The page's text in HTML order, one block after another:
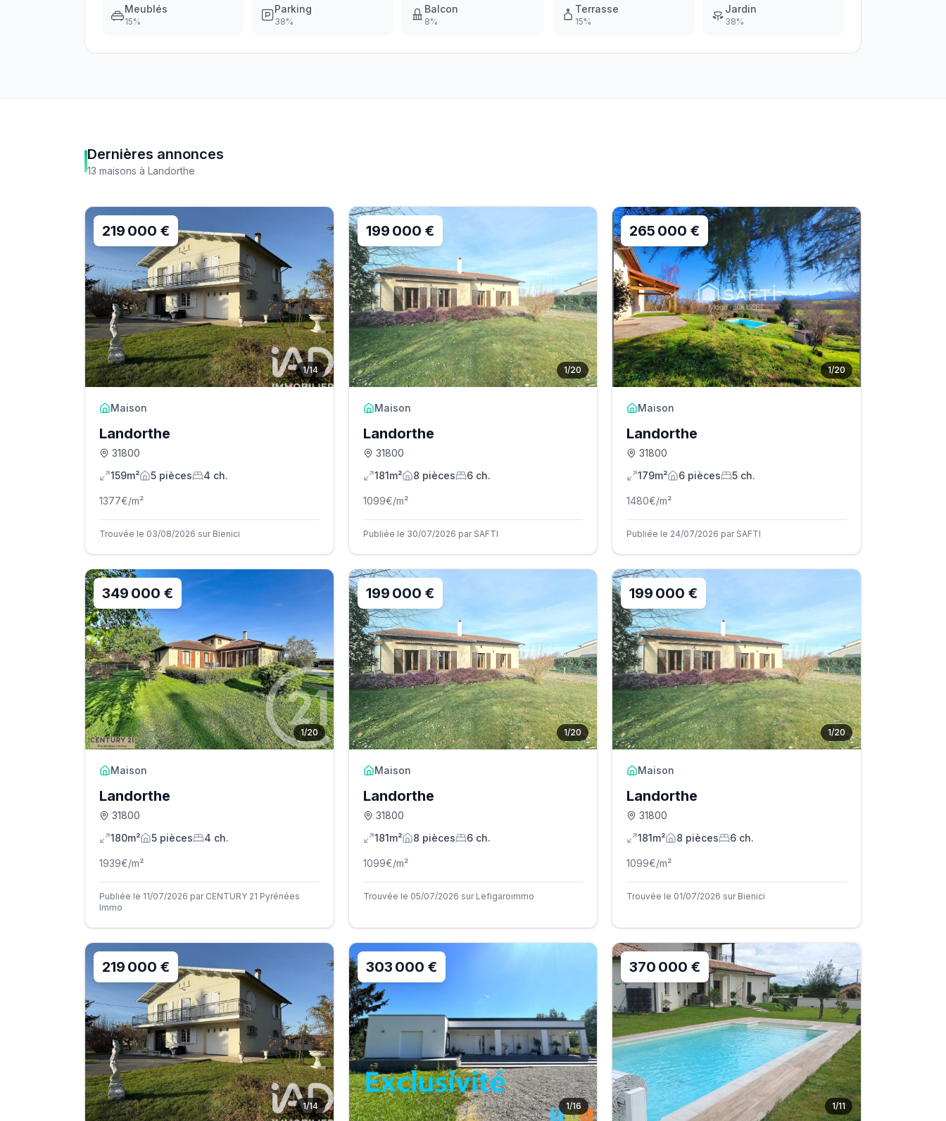
Meublés
15%
Parking
38%
Balcon
8%
Terrasse
15%
Jardin
38%
Dernières annonces
13 maisons à Landorthe
1/14
219 000 €
Maison
Landorthe
31800
159m²
5 pièces 4 ch.
1377€/m²
Trouvée le 03/08/2026 sur Bienici
1/20
199 000 €
Maison
Landorthe
31800
181m²
8 pièces 6ch.
1099€/m²
Publiée le 30/07/2026 par SAFTI
1/20
265 000 €
Maison
Landorthe
31800
179m²
6 pièces 5 ch.
1480€/m²
Publiée le 24/07/2026 par SAFTI
1/20
349 000 €
Maison
Landorthe
31800
180m²
5 pièces 4 ch.
1939€/m²
Publiée le 11/07/2026 par CENTURY 21 Pyrénées
Immo
1/20
199 000 €
Maison
Landorthe
31800
181m²
8 pièces 6ch.
1099€/m²
Trouvée le 05/07/2026 sur Lefigaroimmo
1/20
199 000 €
Maison
Landorthe
31800
181m²
8 pièces 6 ch.
1099€/m²
Trouvée le 01/07/2026 sur Bienici
1/14
219 000 €
1/16
303 000 €
1/11
370 000 €